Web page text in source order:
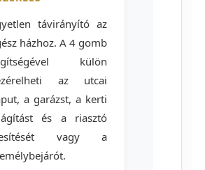
távirányító az
házhoz. A 4 gomb
külön
az utcai
a garázst, a kerti
és a riasztó
vagy a